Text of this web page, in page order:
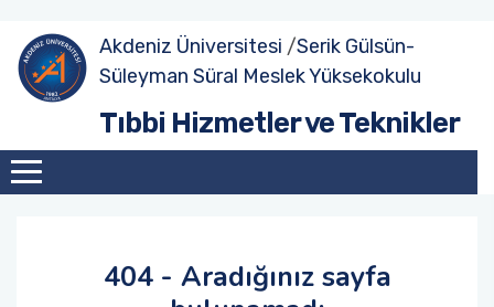
Akdeniz Üniversitesi /Serik Gülsün-
Süleyman Süral Meslek Yüksekokulu
Tıbbi Hizmetler ve Teknikler
404 - Aradığınız sayfa
Öğrenci Poster Sunumları - 2023 Aralık
Temel İlk Yardım Eğitimi ve Uygulamaları
Optik’e Teknik Gezi
Mağazacılık Uygulamaları Atölyesi